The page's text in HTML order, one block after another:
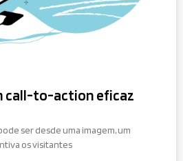
call-to-action eficaz
ser desde uma imagem, um
os visitantes